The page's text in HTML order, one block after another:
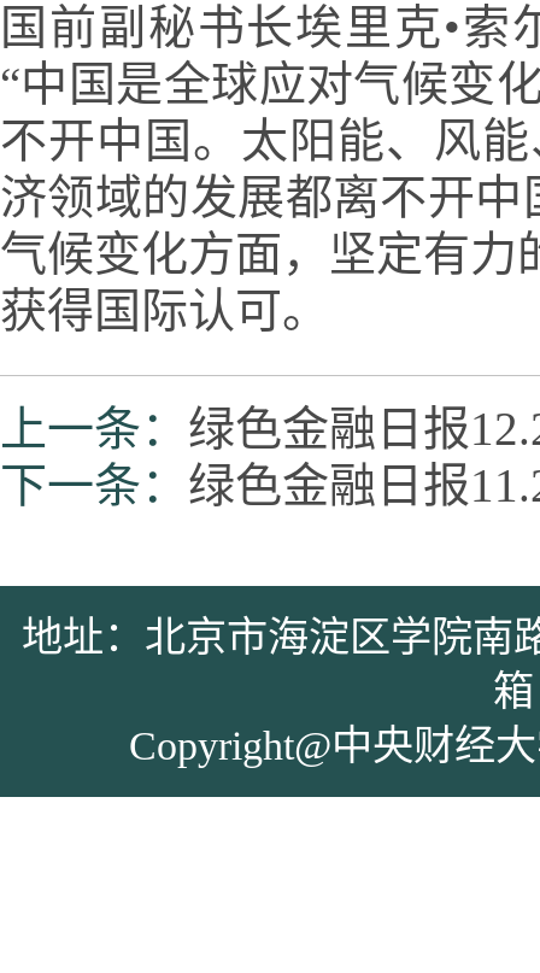
国前副秘书长埃里克•
“中国是全球应对气候变
不开中国。太阳能、风
济领域的发展都离不开
气候变化方面，坚定有力
获得国际认可。
上一条： 绿色金融日报
下一条： 绿色金融日报
地址：北京市海淀区学院南
Copyright@中央财经